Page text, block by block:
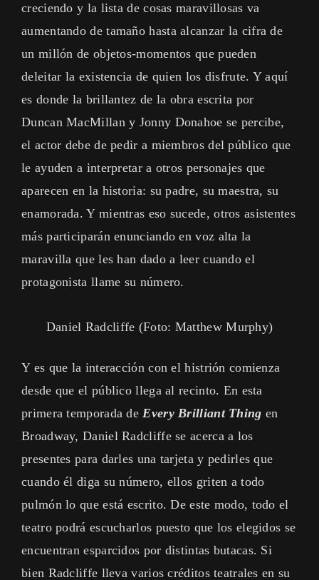
creciendo y la lista de cosas maravillosas va
aumentando de tamaño hasta alcanzar la cifra de
un millón de objetos-momentos que pueden
deleitar la existencia de quien los disfrute. Y aquí
es donde la brillantez de la obra escrita por
Duncan MacMillan y Jonny Donahoe se percibe,
el actor debe de pedir a miembros del público que
le ayuden a interpretar a otros personajes que
aparecen en la historia: su padre, su maestra, su
enamorada. Y mientras eso sucede, otros asistentes
más participarán enunciando en voz alta la
maravilla que les han dado a leer cuando el
protagonista llame su número.
Daniel Radcliffe (Foto: Matthew Murphy)
Y es que la interacción con el histrión comienza
desde que el público llega al recinto. En esta
primera temporada deEvery Brilliant Thing en
Broadway, Daniel Radcliffe se acerca a los
presentes para darles una tarjeta y pedirles que
cuando él diga su número, ellos griten a todo
pulmón lo que está escrito. De este modo, todo el
teatro podrá escucharlos puesto que los elegidos se
encuentran esparcidos por distintas butacas. Si
bien Radcliffe lleva varios créditos teatrales en su